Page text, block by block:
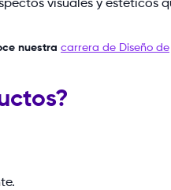
visuales y estéticos
nuestra carrera de Diseño de